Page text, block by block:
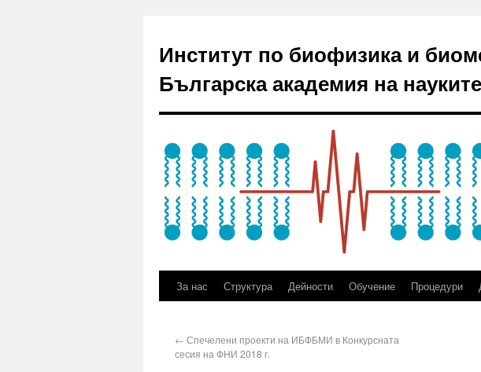
Институт по биофизика и
Българска академия на науките
За нас Структура Дейности Обучение Процедури
← Спечелени проекти на ИБФБМИ в Конкурсната
сесия на ФНИ 2018 г.